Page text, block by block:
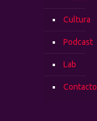
Cultura
Podcast
Lab
Contacto